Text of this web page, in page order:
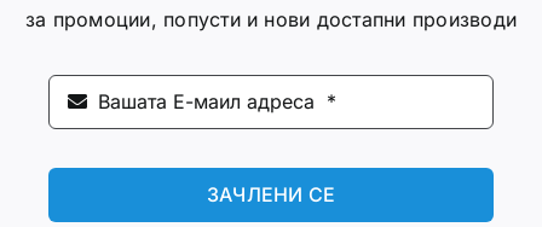
за промоции, попусти и нови достапни производи
ЗАЧЛЕНИ СЕ